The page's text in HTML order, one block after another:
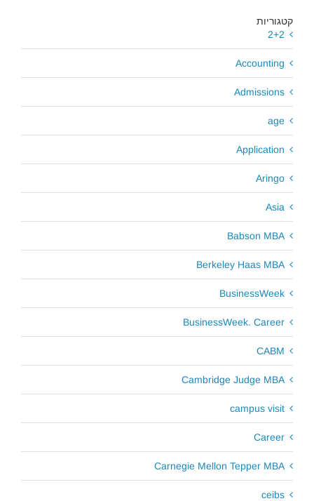
קטגוריות
2+2
Accounting
Admissions
age
Application
Aringo
Asia
Babson MBA
Berkeley Haas MBA
BusinessWeek
BusinessWeek. Career
CABM
Cambridge Judge MBA
campus visit
Career
Carnegie Mellon Tepper MBA
ceibs